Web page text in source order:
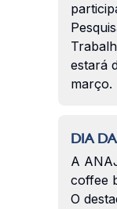
estará
março.
DIA
A
coffee
O